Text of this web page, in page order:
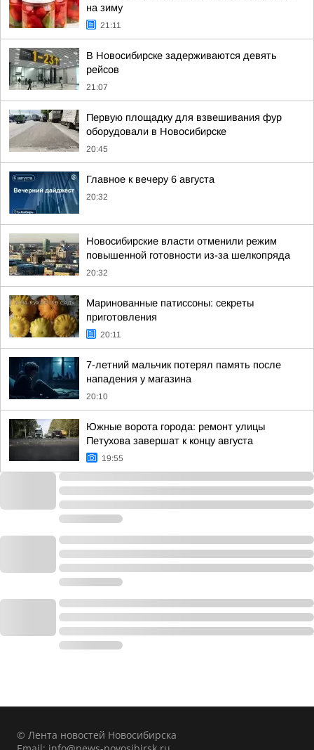
на зиму
21:11
В Новосибирске задерживаются девять
рейсов
21:07
Первую площадку для взвешивания фур
оборудовали в Новосибирске
20:45
Главное к вечеру 6 августа
20:32
Новосибирские власти отменили режим
повышенной готовности из-за шелкопряда
20:32
Маринованные патиссоны: секреты
приготовления
20:11
7-летний мальчик потерял память после
нападения у магазина
20:10
Южные ворота города: ремонт улицы
Петухова завершат к концу августа
19:55
© Лента новостей Новосибирска